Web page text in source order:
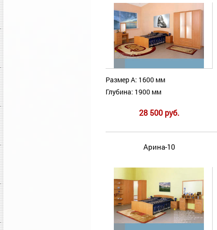
Размер А: 1600 мм
Глубина: 1900 мм
28 500 руб.
Арина-10